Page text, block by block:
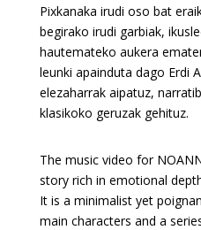
Pixkanaka irudi oso bat
begirako irudi garbiak,
hautemateko aukera
leunki apainduta dago Erdi
elezaharrak aipatuz,
klasikoko geruzak gehituz.
The music video for
story rich in emotional
It is a minimalist yet
main characters and a